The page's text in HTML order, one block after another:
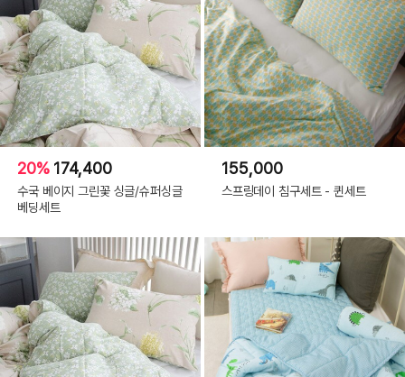
20% 174,400
수국 베이지 그린꽃 싱글/슈퍼싱글
베딩세트
155,000
스프링데이 침구세트 - 퀸세트